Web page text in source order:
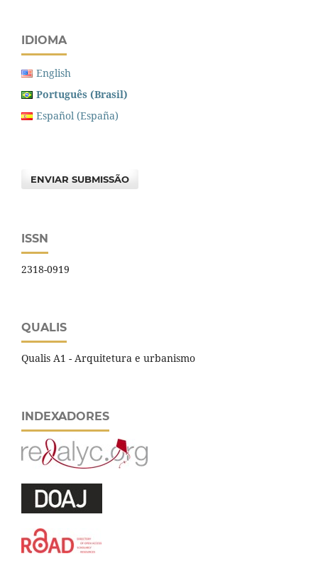
IDIOMA
English
Português (Brasil)
Español (España)
ENVIAR SUBMISSÃO
ISSN
2318-0919
QUALIS
Qualis A1 - Arquitetura e urbanismo
INDEXADORES